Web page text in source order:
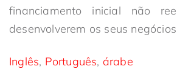
financiamento inicial não
desenvolverem os seus
Inglês, Português, árabe